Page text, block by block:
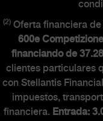
(2) Oferta financiera
600e
financiando de
clientes particulares
con Stellantis
impuestos,
financiera. Entrada: